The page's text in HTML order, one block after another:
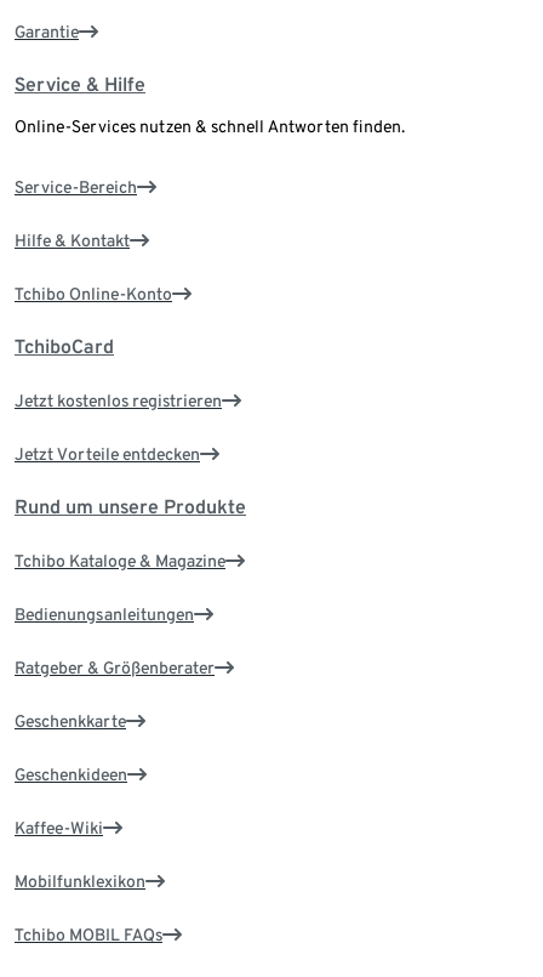
Garantie
Service & Hilfe
Online-Services nutzen & schnell Antworten finden.
Service-Bereich
Hilfe & Kontakt
Tchibo Online-Konto
TchiboCard
Jetzt kostenlos registrieren
Jetzt Vorteile entdecken
Rund um unsere Produkte
Tchibo Kataloge & Magazine
Bedienungsanleitungen
Ratgeber & Größenberater
Geschenkkarte
Geschenkideen
Kaffee-Wiki
Mobilfunklexikon
Tchibo MOBIL FAQs